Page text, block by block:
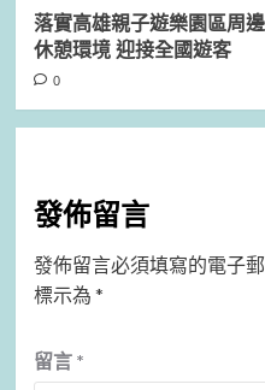
落實高雄親子遊樂園區周
休憩環境 迎接全國遊客
0
發佈留言
發佈留言必須填寫的電子
標示為 *
留言 *